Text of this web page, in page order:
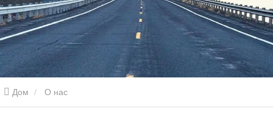
Дом О нас